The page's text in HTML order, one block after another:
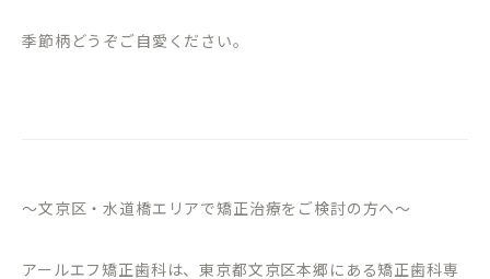
季節柄どうぞご自愛ください。
～文京区・水道橋エリアで矯正治療をご検討の方へ～
アールエフ矯正歯科は、東京都文京区本郷にある矯正歯科専